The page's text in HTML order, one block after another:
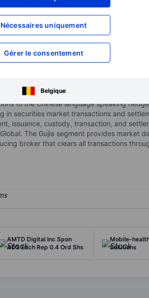
Nécessaires uniquement
Gérer le consentement
Belgique
XXXXXXX
XXXXXXX
XXXXXXX
pour accéder
to the Chinese language speaking
securities market transactions and
issuance, custody, transaction, and
The Gujia segment provides market
broker that clears all transactions
AMTD Digital Inc Spon
ADS Each Rep 0.4 Ord Shs
Mobile-
Solutions